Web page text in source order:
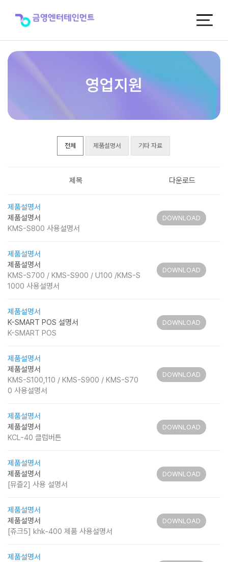
영업지원
전체 제품설명서 기타 자료
제목 다운로드
제품설명서
제품설명서
KMS-S800 사용설명서
DOWNLOAD
제품설명서
제품설명서
KMS-S700 / KMS-S900 / U100 /KMS-S
1000 사용설명서
DOWNLOAD
제품설명서
K-SMART POS 설명서
K-SMART POS
DOWNLOAD
제품설명서
제품설명서
KMS-S100,110 / KMS-S900 / KMS-S70
0 사용설명서
DOWNLOAD
제품설명서
제품설명서
KCL-40 클럽버튼
DOWNLOAD
제품설명서
제품설명서
[뮤즐2] 사용 설명서
DOWNLOAD
제품설명서
제품설명서
[쥬크5] khk-400 제품 사용설명서
DOWNLOAD
제품설명서